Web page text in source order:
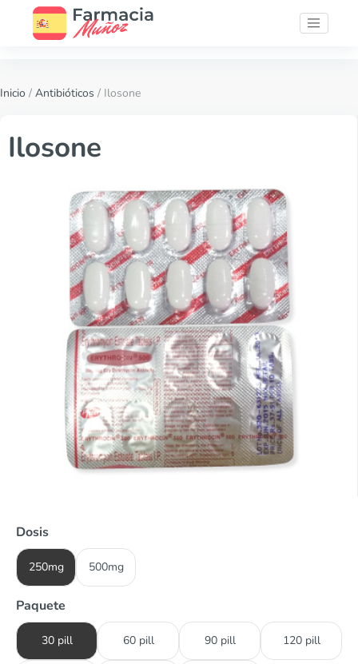
Inicio / Antibióticos / Ilosone
Ilosone
Dosis
250mg 500mg
Paquete
30 pill 60 pill 90 pill 120 pill